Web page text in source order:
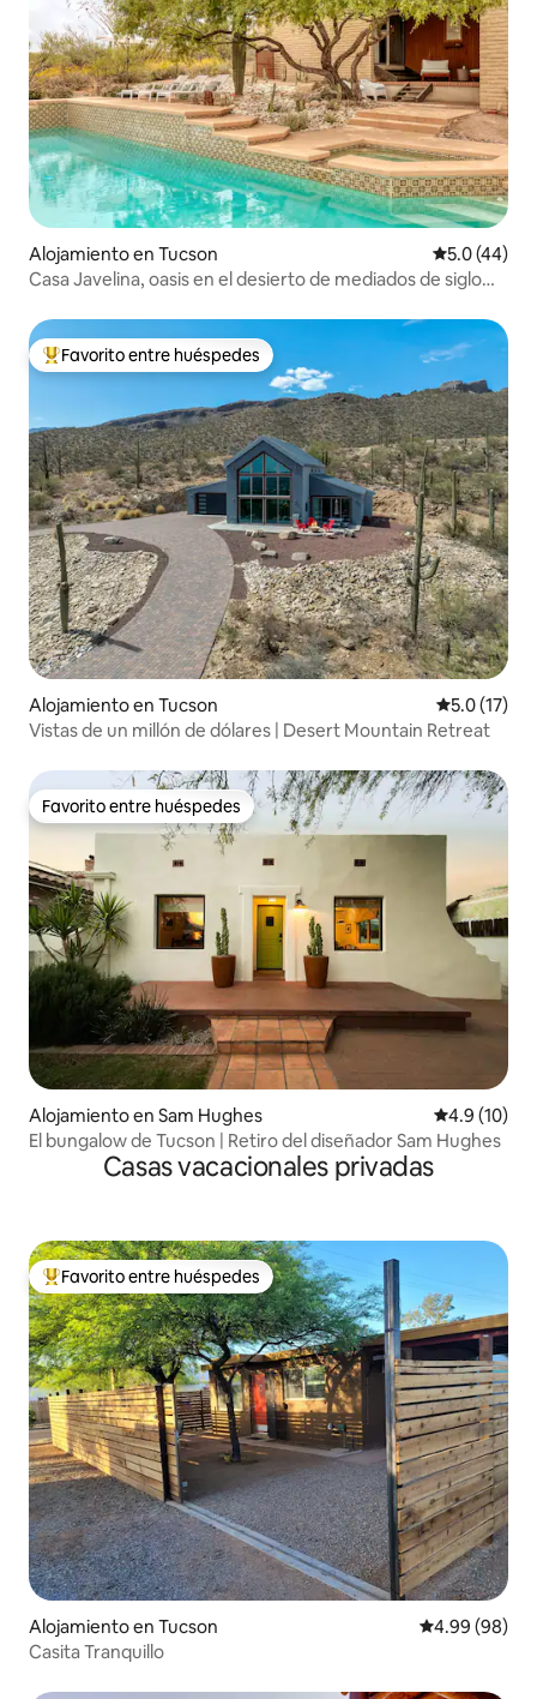
Alojamiento en Tucson Calificación
5.0 (44)
Casa Javelina, oasis en el desierto de mediados de siglo
Favorito entre huéspedes preferido
Favorito entre huéspedes
Alojamiento en Tucson Calificación
5.0 (17)
Vistas de un millón de dólares | Desert Mountain Retreat
Favorito entre huéspedes
Favorito entre huéspedes
Alojamiento en Sam Hughes Calificación
4.9 (10)
El bungalow de Tucson | Retiro del diseñador Sam Hughes
Casas vacacionales privadas
Favorito entre huéspedes preferido
Favorito entre huéspedes
Alojamiento en Tucson Calificación
4.99 (98)
Casita Tranquillo